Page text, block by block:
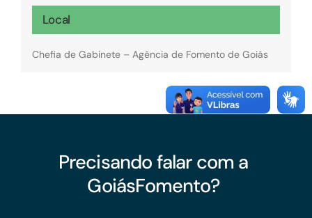
Local
Chefia de Gabinete – Agência de Fomento de Goiás
Precisando falar com a
GoiásFomento?